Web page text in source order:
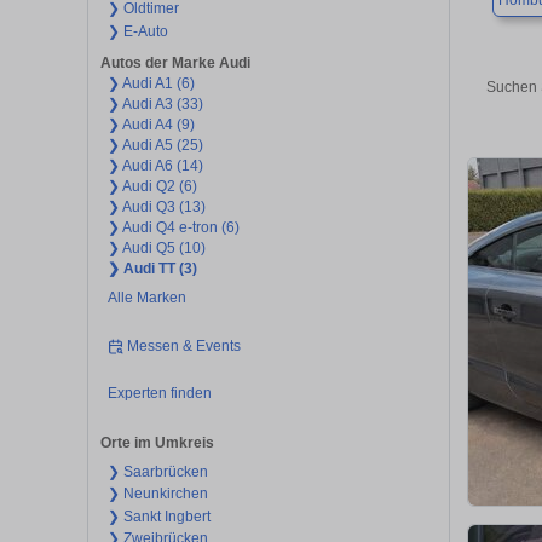
❯ Oldtimer
❯ E-Auto
Autos der Marke Audi
❯ Audi A1 (6)
❯ Audi A3 (33)
❯ Audi A4 (9)
❯ Audi A5 (25)
❯ Audi A6 (14)
❯ Audi Q2 (6)
❯ Audi Q3 (13)
❯ Audi Q4 e-tron (6)
❯ Audi Q5 (10)
❯ Audi TT (3)
Alle Marken
Messen & Events
Experten finden
Orte im Umkreis
❯ Saarbrücken
❯ Neunkirchen
❯ Sankt Ingbert
❯ Zweibrücken
Suchen